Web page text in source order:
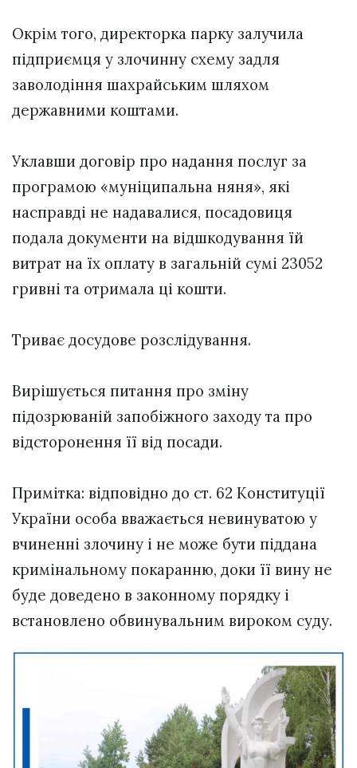
Окрім того, директорка парку залучила
підприємця у злочинну схему задля
заволодіння шахрайським шляхом
державними коштами.
Уклавши договір про надання послуг за
програмою «муніципальна няня», які
насправді не надавалися, посадовиця
подала документи на відшкодування їй
витрат на їх оплату в загальній сумі 23052
гривні та отримала ці кошти.
Триває досудове розслідування.
Вирішується питання про зміну
підозрюваній запобіжного заходу та про
відсторонення її від посади.
Примітка: відповідно до ст. 62 Конституції
України особа вважається невинуватою у
вчиненні злочину і не може бути піддана
кримінальному покаранню, доки її вину не
буде доведено в законному порядку і
встановлено обвинувальним вироком суду.